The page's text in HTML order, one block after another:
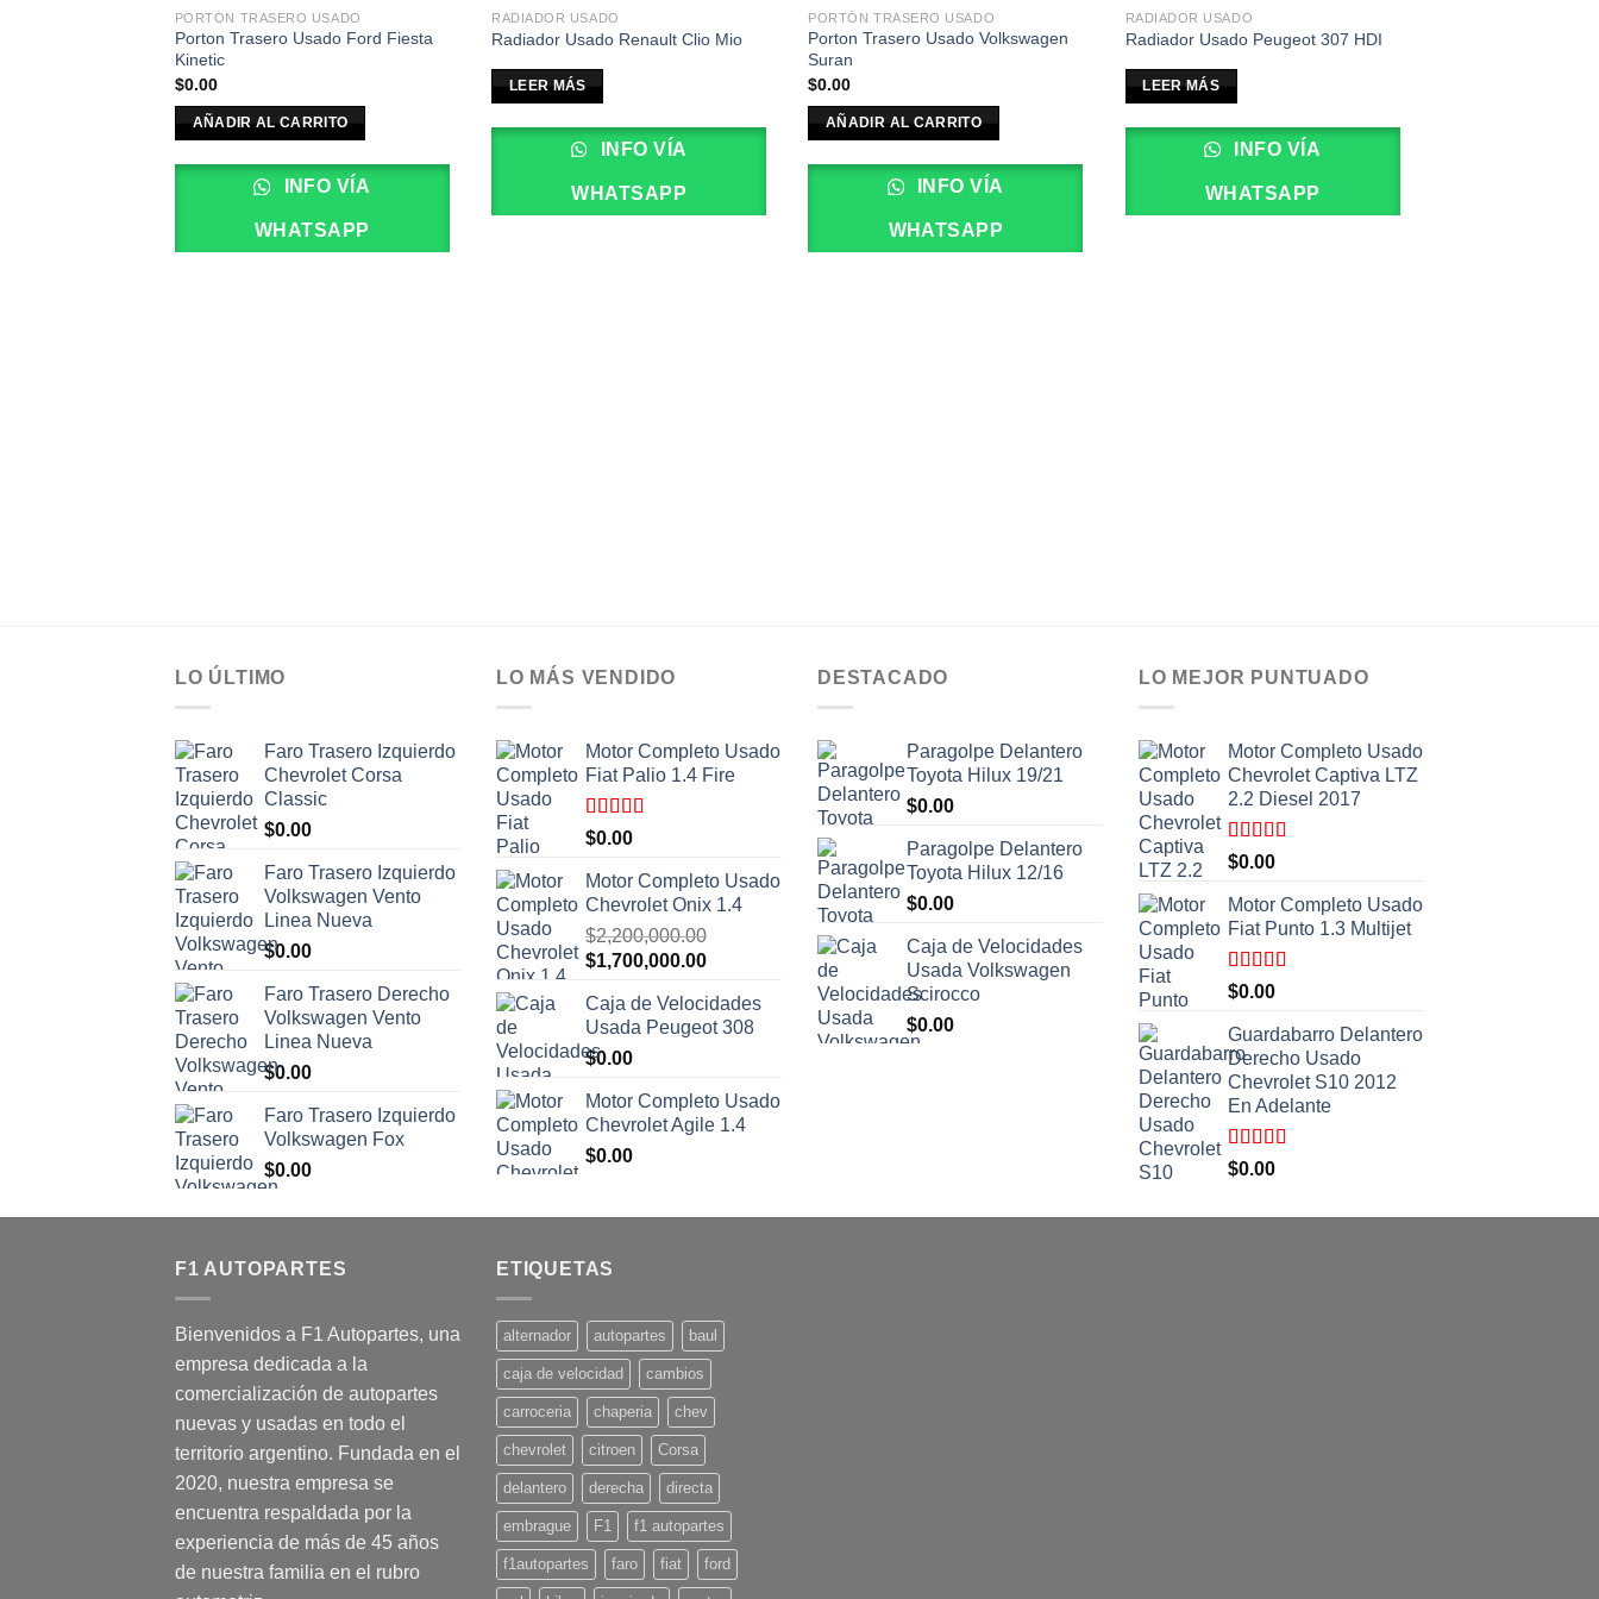
PORTÓN TRASERO USADO
Porton Trasero Usado Ford Fiesta
Kinetic
$0.00
AÑADIR AL CARRITO
INFO VÍA
WHATSAPP
RADIADOR USADO
Radiador Usado Renault Clio Mio
LEER MÁS
INFO VÍA
WHATSAPP
PORTÓN TRASERO USADO
Porton Trasero Usado Volkswagen
Suran
$0.00
AÑADIR AL CARRITO
INFO VÍA
WHATSAPP
RADIADOR USADO
Radiador Usado Peugeot 307 HDI
LEER MÁS
INFO VÍA
WHATSAPP
LO ÚLTIMO
Faro Trasero Izquierdo
Chevrolet Corsa
Classic
$0.00
Faro Trasero Izquierdo
Volkswagen Vento
Linea Nueva
$0.00
Faro Trasero Derecho
Volkswagen Vento
Linea Nueva
$0.00
Faro Trasero Izquierdo
Volkswagen Fox
$0.00
LO MÁS VENDIDO
Motor Completo Usado
Fiat Palio 1.4 Fire
Valorado
con
de 5
$0.00
Motor Completo Usado
Chevrolet Onix 1.4
$2,200,000.00
El
original
era:
$2,200,000.00.
$1,700,000.00El
actual
es:
Caja de Velocidades
Usada Peugeot 308
$0.00
Motor Completo Usado
Chevrolet Agile 1.4
$0.00
DESTACADO
Paragolpe Delantero
Toyota Hilux 19/21
$0.00
Paragolpe Delantero
Toyota Hilux 12/16
$0.00
Caja de Velocidades
Usada Volkswagen
Scirocco
$0.00
LO MEJOR PUNTUADO
Motor Completo Usado
Chevrolet Captiva LTZ
2.2 Diesel 2017
Valorado
con
5
$0.00
Motor Completo Usado
Fiat Punto 1.3 Multijet
Valorado
con
5
$0.00
Guardabarro Delantero
Derecho Usado
Chevrolet S10 2012
En Adelante
Valorado
con
$0.00
F1 AUTOPARTES
Bienvenidos a F1 Autopartes, una
empresa dedicada a la
comercialización de autopartes
nuevas y usadas en todo el
territorio argentino. Fundada en el
2020, nuestra empresa se
encuentra respaldada por la
experiencia de más de 45 años
de nuestra familia en el rubro
ETIQUETAS
alternador autopartes baul
caja de velocidad cambios
carroceria chaperia chev
chevrolet citroen Corsa
delantero derecha directa
embrague F1 f1 autopartes
f1autopartes faro fiat ford